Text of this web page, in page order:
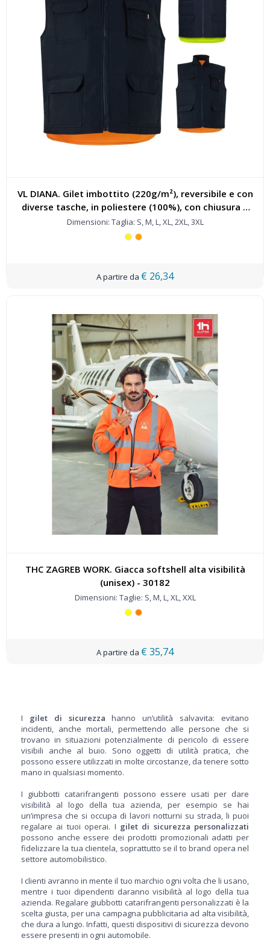
VL DIANA. Gilet imbottito (220g/m²), reversibile e con
diverse tasche, in poliestere (100%), con chiusura a
zip e tirante reversibile - 36048
Dimensioni: Taglia: S, M, L, XL, 2XL, 3XL
€ 26,34
THC ZAGREB WORK. Giacca softshell alta visibilità
(unisex) - 30182
Dimensioni: Taglie: S, M, L, XL, XXL
€ 35,74
I gilet di sicurezza hanno un’utilità salvavita: evitano
incidenti, anche mortali, permettendo alle persone che si
trovano in situazioni potenzialmente di pericolo di essere
visibili anche al buio. Sono oggetti di utilità pratica, che
possono essere utilizzati in molte circostanze, da tenere sotto
mano in qualsiasi momento.
I giubbotti catarifrangenti possono essere usati per dare
visibilità al logo della tua azienda, per esempio se hai
un’impresa che si occupa di lavori notturni su strada, li puoi
regalare ai tuoi operai. I gilet di sicurezza personalizzati
possono anche essere dei prodotti promozionali adatti per
fidelizzare la tua clientela, soprattutto se il to brand opera nel
settore automobilistico.
I clienti avranno in mente il tuo marchio ogni volta che li usano,
mentre i tuoi dipendenti daranno visibilità al logo della tua
azienda. Regalare giubbotti catarifrangenti personalizzati è la
scelta giusta, per una campagna pubblicitaria ad alta visibilità,
che dura a lungo. Infatti, questi dispositivi di sicurezza devono
essere presenti in ogni automobile.